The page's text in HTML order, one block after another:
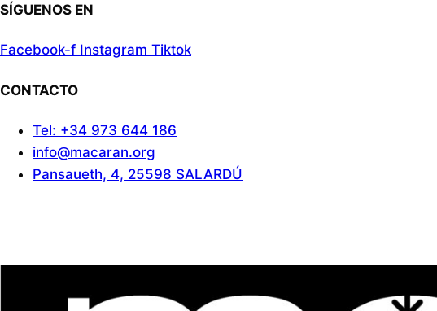
SÍGUENOS EN
Facebook-f Instagram Tiktok
CONTACTO
Tel: +34 973 644 186
info@macaran.org
Pansaueth, 4, 25598 SALARDÚ